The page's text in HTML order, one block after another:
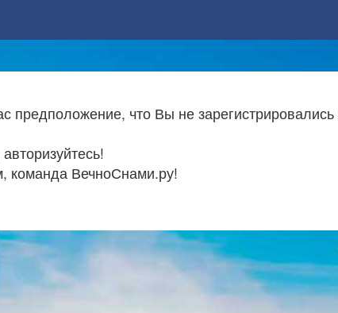
предположение, что Вы не
команда ВечноСнами.ру!